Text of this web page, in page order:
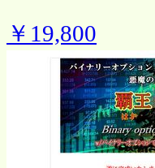
￥19,800